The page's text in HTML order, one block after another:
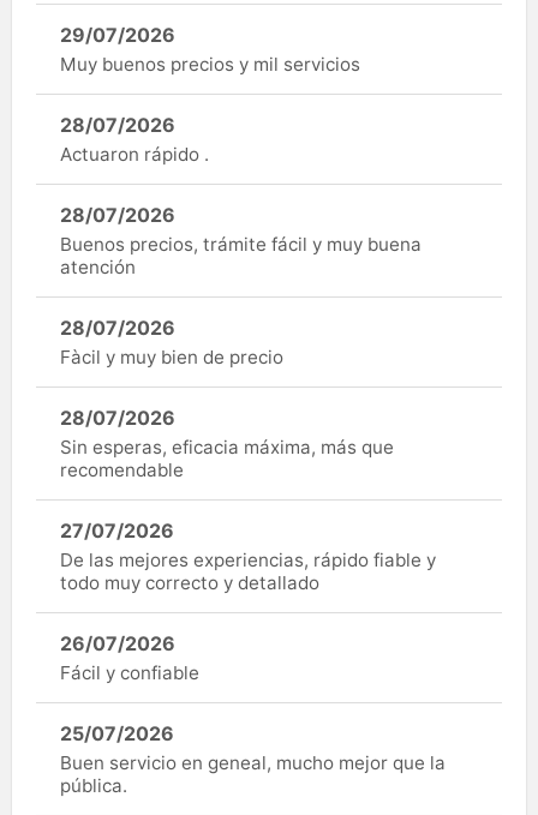
29/07/2026
Muy buenos precios y mil servicios
28/07/2026
Actuaron rápido .
28/07/2026
Buenos precios, trámite fácil y muy buena
atención
28/07/2026
Fàcil y muy bien de precio
28/07/2026
Sin esperas, eficacia máxima, más que
recomendable
27/07/2026
De las mejores experiencias, rápido fiable y
todo muy correcto y detallado
26/07/2026
Fácil y confiable
25/07/2026
Buen servicio en geneal, mucho mejor que la
pública.